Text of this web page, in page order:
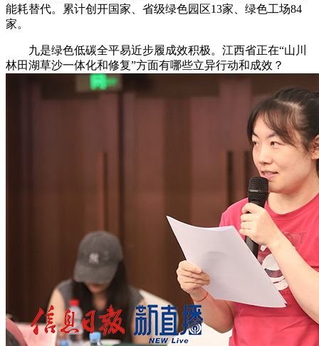
能耗替代。累计创开国家、省级绿色园区13家、绿色工场84
家。
九是绿色低碳全平易近步履成效积极。江西省正在“山川
林田湖草沙一体化和修复”方面有哪些立异行动和成效？